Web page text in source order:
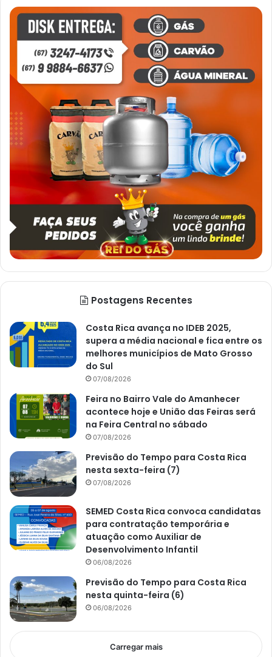
Postagens Recentes
Costa Rica avança no IDEB 2025,
supera a média nacional e fica entre os
melhores municípios de Mato Grosso
do Sul
07/08/2026
Feira no Bairro Vale do Amanhecer
acontece hoje e União das Feiras será
na Feira Central no sábado
07/08/2026
Previsão do Tempo para Costa Rica
nesta sexta-feira (7)
07/08/2026
SEMED Costa Rica convoca candidatas
para contratação temporária e
atuação como Auxiliar de
Desenvolvimento Infantil
06/08/2026
Previsão do Tempo para Costa Rica
nesta quinta-feira (6)
06/08/2026
Carregar mais